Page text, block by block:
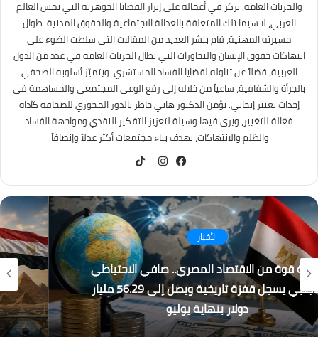
والحريات العامة. يركز في أعماله على إبراز القضايا الجوهرية التي تمس العالم
العربي، لا سيما تلك المتعلقة بالعدالة الاجتماعية والحقوق المدنية. طوال
مسيرته المهنية، قام بنشر العديد من المقالات التي سلطت الضوء على
انتهاكات حقوق الإنسان والتجاوزات التي تطال الحريات العامة في عدد من الدول
العربية، فضلاً عن تناوله لقضايا الفساد المستشري. ويتميّز أسلوبه الصحفي
بالجرأة والشفافية، ساعياً من خلاله إلى رفع الوعي المجتمعي والمساهمة في
إحداث تغيير إيجابي. يؤمن الدكتور هاني خاطر بالدور المحوري للصحافة كأداة
فعّالة للتغيير، ويرى فيها وسيلة لتعزيز التفكير النقدي ومواجهة الفساد
والظلم والانتهاكات، بهدف بناء مجتمعات أكثر عدلاً وإنصافاً.
كُتاب
القطار الكهربائي السريع… بين الجدل والفرصة